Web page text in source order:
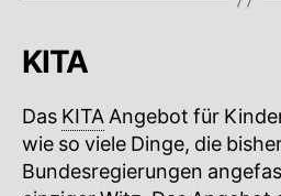
KITA
Das KITAAngebot für
wie so viele Dinge, die
Bundesregierungen